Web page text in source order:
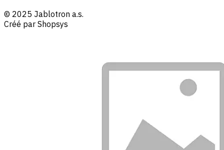
© 2025 Jablotron a.s.
Créé par Shopsys